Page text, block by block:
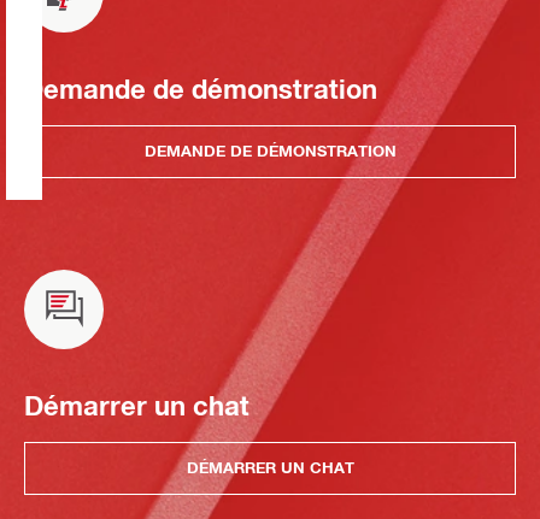
Demande de démonstration
DEMANDE DE DÉMONSTRATION
Démarrer un chat
DÉMARRER UN CHAT